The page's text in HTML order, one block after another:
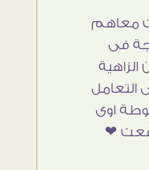
معاهم
فى
الزاهية
التعامل
اوى
❤